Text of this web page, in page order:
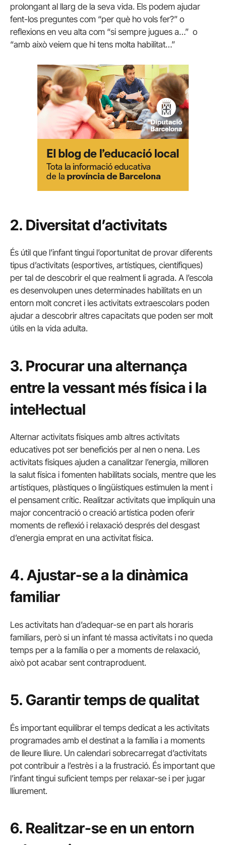
prolongant al llarg de la seva vida. Els podem ajudar
fent-los preguntes com “per què ho vols fer?” o
reflexions en veu alta com “si sempre jugues a…” o
“amb això veiem que hi tens molta habilitat…”
2. Diversitat d’activitats
És útil que l’infant tingui l’oportunitat de provar diferents
tipus d’activitats (esportives, artístiques, científiques)
per tal de descobrir el que realment li agrada. A l’escola
es desenvolupen unes determinades habilitats en un
entorn molt concret i les activitats extraescolars poden
ajudar a descobrir altres capacitats que poden ser molt
útils en la vida adulta.
3. Procurar una alternança
entre la vessant més física i la
intel·lectual
Alternar activitats físiques amb altres activitats
educatives pot ser beneficiós per al nen o nena. Les
activitats físiques ajuden a canalitzar l’energia, milloren
la salut física i fomenten habilitats socials, mentre que les
artístiques, plàstiques o lingüístiques estimulen la ment i
el pensament crític. Realitzar activitats que impliquin una
major concentració o creació artística poden oferir
moments de reflexió i relaxació després del desgast
d’energia emprat en una activitat física.
4. Ajustar-se a la dinàmica
familiar
Les activitats han d’adequar-se en part als horaris
familiars, però si un infant té massa activitats i no queda
temps per a la família o per a moments de relaxació,
això pot acabar sent contraproduent.
5. Garantir temps de qualitat
És important equilibrar el temps dedicat a les activitats
programades amb el destinat a la família i a moments
de lleure lliure. Un calendari sobrecarregat d’activitats
pot contribuir a l’estrès i a la frustració. És important que
l’infant tingui suficient temps per relaxar-se i per jugar
lliurement.
6. Realitzar-se en un entorn